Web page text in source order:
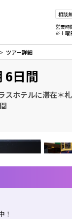
相談
営業時
※土曜
ツアー詳細
6日間
ホテルに滞在＊
！